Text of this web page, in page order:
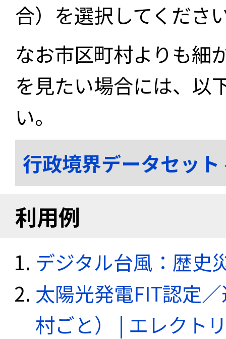
合）を選択してくださ
なお市区町村よりも細
を見たい場合には、以
い。
行政境界データセッ
利用例
デジタル台風：歴史
太陽光発電FIT認定
村ごと） | エレクト